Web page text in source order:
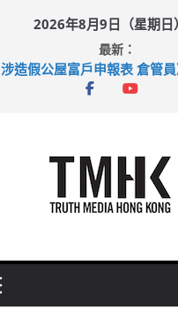
2026年8月9日（星期日）
最新：
涉造假公屋富戶申報表 倉管